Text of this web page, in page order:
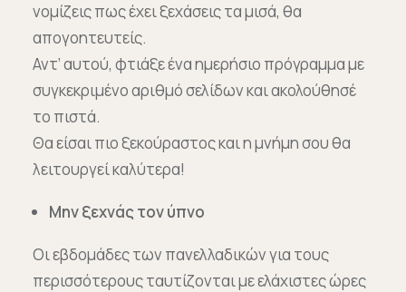
νομίζεις πως έχει ξεχάσεις τα μισά, θα
απογοητευτείς.
Αντ’ αυτού, φτιάξε ένα ημερήσιο πρόγραμμα με
συγκεκριμένο αριθμό σελίδων και ακολούθησέ
το πιστά.
Θα είσαι πιο ξεκούραστος και η μνήμη σου θα
λειτουργεί καλύτερα!
Μην ξεχνάς τον ύπνο
Οι εβδομάδες των πανελλαδικών για τους
περισσότερους ταυτίζονται με ελάχιστες ώρες